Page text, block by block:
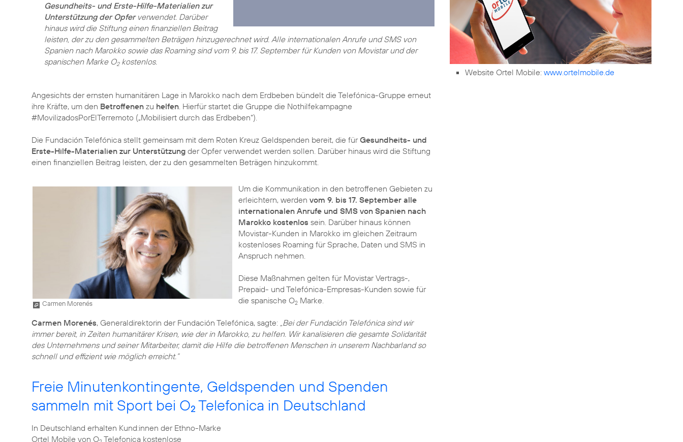
Gesundheits- und Erste-Hilfe-Materialien zur
Unterstützung der Opferverwendet. Darüber
hinaus wird die Stiftung einen finanziellen Beitrag
leisten, der zu den gesammelten Beträgen hinzugerechnet wird. Alle internationalen Anrufe und SMS von
Spanien nach Marokko sowie das Roaming sind vom 9. bis 17. September für Kunden von Movistar und der
spanischen Marke O2kostenlos.
Angesichts der ernsten humanitären Lage in Marokko nach dem Erdbeben bündelt die Telefónica-Gruppe erneut
ihre Kräfte, um den Betroffenen zu helfen. Hierfür startet die Gruppe die Nothilfekampagne
#MovilizadosPorElTerremoto („Mobilisiert durch das Erdbeben“).
Die Fundación Telefónica stellt gemeinsam mit dem Roten Kreuz Geldspenden bereit, die fürGesundheits- und
Erste-Hilfe-Materialien zur Unterstützung der Opfer verwendet werden sollen. Darüber hinaus wird die Stiftung
einen finanziellen Beitrag leisten, der zu den gesammelten Beträgen hinzukommt.
Carmen Morenés
Um die Kommunikation in den betroffenen Gebieten zu
erleichtern, werden vom 9. bis 17. September alle
internationalen Anrufe und SMS von Spanien nach
Marokko kostenlos sein. Darüber hinaus können
Movistar-Kunden in Marokko im gleichen Zeitraum
kostenloses Roaming für Sprache, Daten und SMS in
Anspruch nehmen.
Diese Maßnahmen gelten für Movistar Vertrags-,
Prepaid- und Telefónica-Empresas-Kunden sowie für
die spanische O2Marke.
Carmen Morenés, Generaldirektorin der Fundación Telefónica, sagte: „Bei der Fundación Telefónica sind wir
immer bereit, in Zeiten humanitärer Krisen, wie der in Marokko, zu helfen. Wir kanalisieren die gesamte Solidarität
des Unternehmens und seiner Mitarbeiter, damit die Hilfe die betroffenen Menschen in unserem Nachbarland so
schnell und effizient wie möglich erreicht.”
Freie Minutenkontingente, Geldspenden und Spenden
sammeln mit Sport bei O2 Telefonica in Deutschland
In Deutschland erhalten Kund:innen der Ethno-Marke
Ortel Mobile von O Telefonica kostenlose
Website Ortel Mobile:www.ortelmobile.de